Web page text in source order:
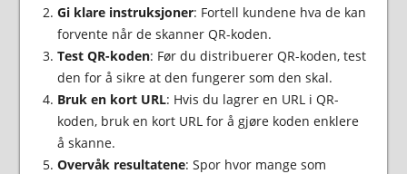
Gi klare instruksjoner: Fortell kundene hva de kan
forvente når de skanner QR-koden.
Test QR-koden: Før du distribuerer QR-koden, test
den for å sikre at den fungerer som den skal.
Bruk en kort URL: Hvis du lagrer en URL i QR-
koden, bruk en kort URL for å gjøre koden enklere
å skanne.
Overvåk resultatene: Spor hvor mange som